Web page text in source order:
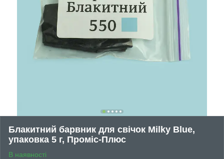
Блакитний барвник для свічок Milky Blue,
упаковка 5 г, Проміс-Плюс
В наявності